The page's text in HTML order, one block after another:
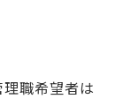
職希望者は